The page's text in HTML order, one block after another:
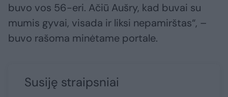
buvo vos 56-eri. Ačiū Aušry, kad buvai su
mumis gyvai, visada ir liksi nepamirštas“, –
buvo rašoma minėtame portale.
Susiję straipsniai